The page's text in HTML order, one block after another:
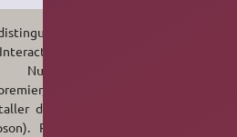
VPI
et
Numérique
il n'est
de pilote
Pour les